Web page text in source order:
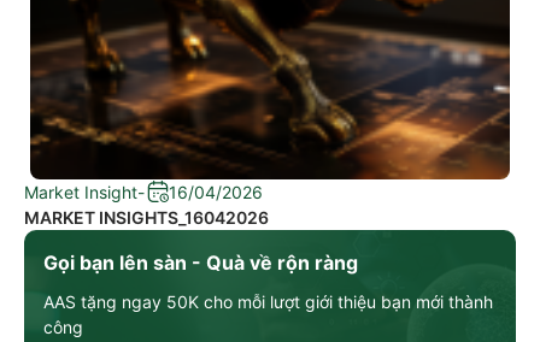
Gọi bạn lên sàn - Quà về rộn ràng
AAS tặng ngay 50K cho mỗi lượt giới thiệu bạn mới thành
công
Market Insight-
16/04/2026
MARKET INSIGHTS_16042026